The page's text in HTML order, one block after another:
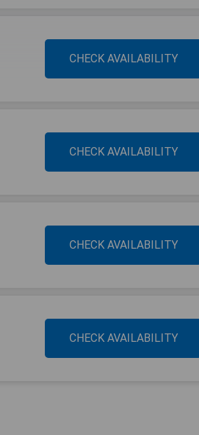
CHECK AVAILABILITY
CHECK AVAILABILITY
CHECK AVAILABILITY
CHECK AVAILABILITY